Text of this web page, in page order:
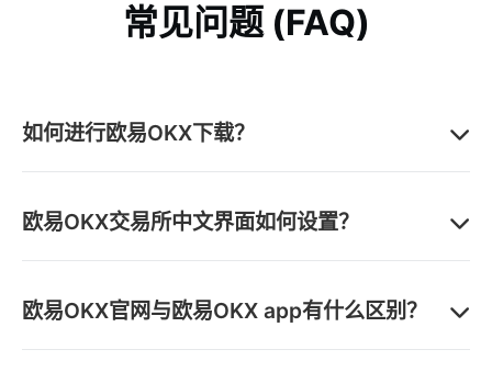
常见问题 (FAQ)
如何进行欧易OKX下载？
app。也可访问欧易OKX官网，在首页找到欧易OKX下载
欧易OKX交易所中文界面如何设置？
语言设置，选择“简体中文”即可切换至交易所中文界面。
欧易OKX官网与欧易OKX app有什么区别？